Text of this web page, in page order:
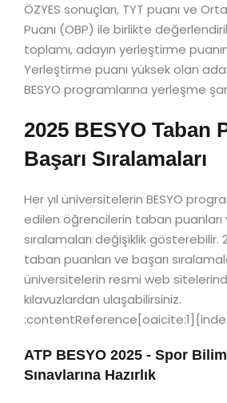
ÖZYES sonuçları, TYT puanı ve
Puanı (OBP) ile birlikte
toplamı, adayın yerleştirme
Yerleştirme puanı yüksek olan
BESYO programlarına yerleşme
2025 BESYO Taban
Başarı Sıralamaları
Her yıl üniversitelerin BESYO
edilen öğrencilerin taban puanları
sıralamaları değişiklik gösterebilir.
taban puanları ve başarı
üniversitelerin resmi web
kılavuzlardan ulaşabilirsiniz.
ATP BESYO 2025 - Spor
Sınavlarına Hazırlık